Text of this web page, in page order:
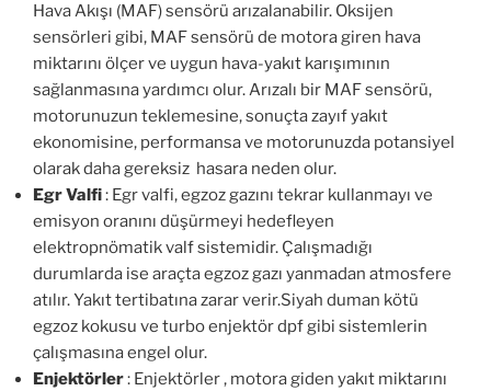
Hava Akışı (MAF) sensörü arızalanabilir. Oksijen
sensörleri gibi, MAF sensörü de motora giren hava
miktarını ölçer ve uygun hava-yakıt karışımının
sağlanmasına yardımcı olur. Arızalı bir MAF sensörü,
motorunuzun teklemesine, sonuçta zayıf yakıt
ekonomisine, performansa ve motorunuzda potansiyel
olarak daha gereksiz hasara neden olur.
Egr Valfi: Egr valfi, egzoz gazını tekrar kullanmayı ve
emisyon oranını düşürmeyi hedefleyen
elektropnömatik valf sistemidir. Çalışmadığı
durumlarda ise araçta egzoz gazı yanmadan atmosfere
atılır. Yakıt tertibatına zarar verir.Siyah duman kötü
egzoz kokusu ve turbo enjektör dpf gibi sistemlerin
çalışmasına engel olur.
Enjektörler: Enjektörler , motora giden yakıt miktarını